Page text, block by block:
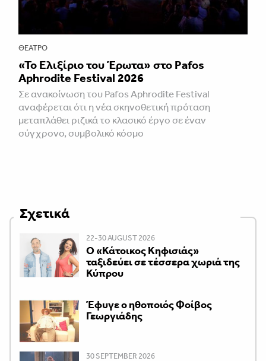
ΘΈΑΤΡΟ
«Το Ελιξίριο του Έρωτα» στο Pafos
Aphrodite Festival 2026
Σε ανακοίνωση του Pafos Aphrodite Festival
αναφέρεται ότι η νέα σκηνοθετική πρόταση
μεταπλάθει ριζικά το κλασικό έργο σε έναν
σύγχρονο, συμβολικό κόσμο
Σχετικά
22-30 AUGUST 2026
Ο «Κάτοικος Κηφισιάς»
ταξιδεύει σε τέσσερα χωριά της
Κύπρου
Έφυγε ο ηθοποιός Φοίβος
Γεωργιάδης
30 SEPTEMBER 2026